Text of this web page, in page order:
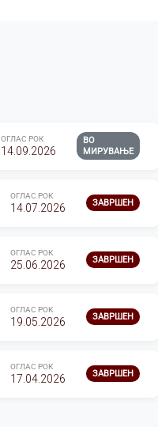
ОГЛАС РОК
14.09.2026
ВО
МИРУВАЊЕ
ОГЛАС РОК
14.07.2026 ЗАВРШЕН
ОГЛАС РОК
25.06.2026 ЗАВРШЕН
ОГЛАС РОК
19.05.2026 ЗАВРШЕН
ОГЛАС РОК
17.04.2026 ЗАВРШЕН